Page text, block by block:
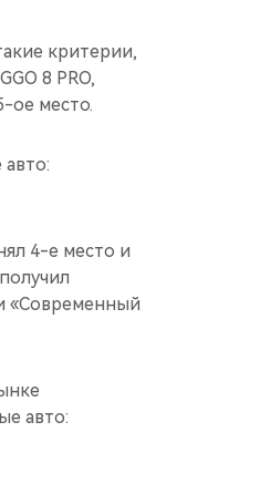
критерии,
8 PRO,
ое место.
4-е место и
«Современный
авто: